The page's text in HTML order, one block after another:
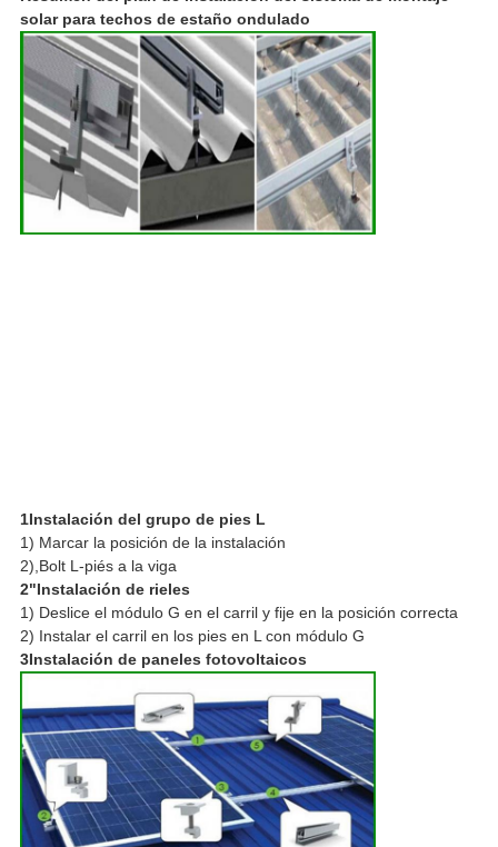
solar para techos de estaño ondulado
1Instalación del grupo de pies L
1) Marcar la posición de la instalación
2),Bolt L-piés a la viga
2"Instalación de rieles
1) Deslice el módulo G en el carril y fije en la posición correcta
2) Instalar el carril en los pies en L con módulo G
3Instalación de paneles fotovoltaicos